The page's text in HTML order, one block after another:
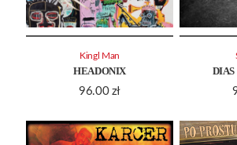
HEADONIX
96.00 zł
Kingl Man